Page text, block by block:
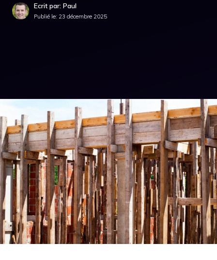
Ecrit par: Paul
Publié le: 23 décembre 2025